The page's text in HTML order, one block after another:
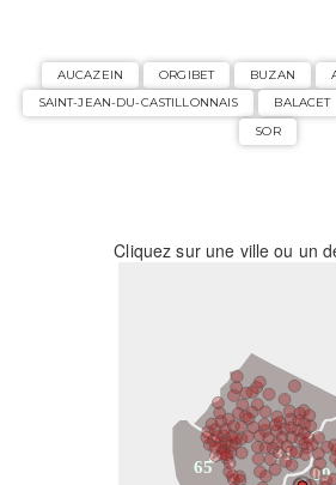
AUCAZEIN ORGIBET BUZAN
SAINT-JEAN-DU-CASTILLONNAIS
BALACET
SOR
Cliquez sur une ville ou un
31
09
65